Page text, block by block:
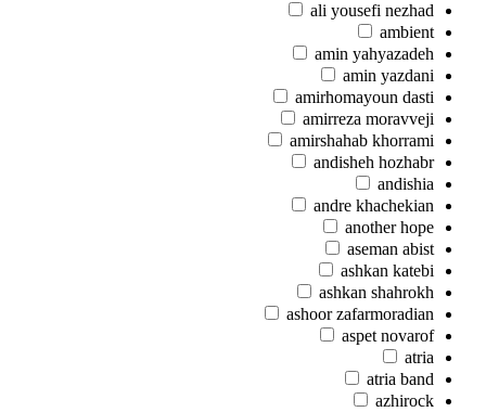
ali yousefi nezhad
ambient
amin yahyazadeh
amin yazdani
amirhomayoun dasti
amirreza moravveji
amirshahab khorrami
andisheh hozhabr
andishia
andre khachekian
another hope
aseman abist
ashkan katebi
ashkan shahrokh
ashoor zafarmoradian
aspet novarof
atria
atria band
azhirock